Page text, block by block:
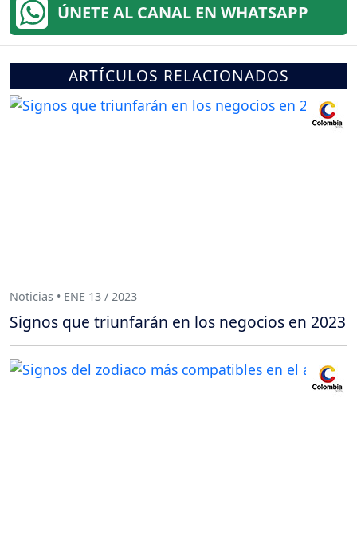
ÚNETE AL CANAL EN WHATSAPP
ARTÍCULOS RELACIONADOS
Noticias • ENE 13 / 2023
Signos que triunfarán en los negocios en 2023